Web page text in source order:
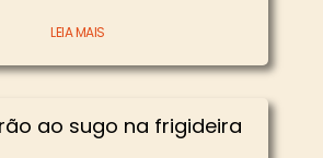
LEIA MAIS